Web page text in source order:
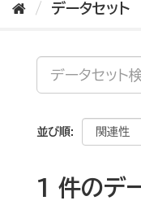
データセット
並び順
1 件のデ